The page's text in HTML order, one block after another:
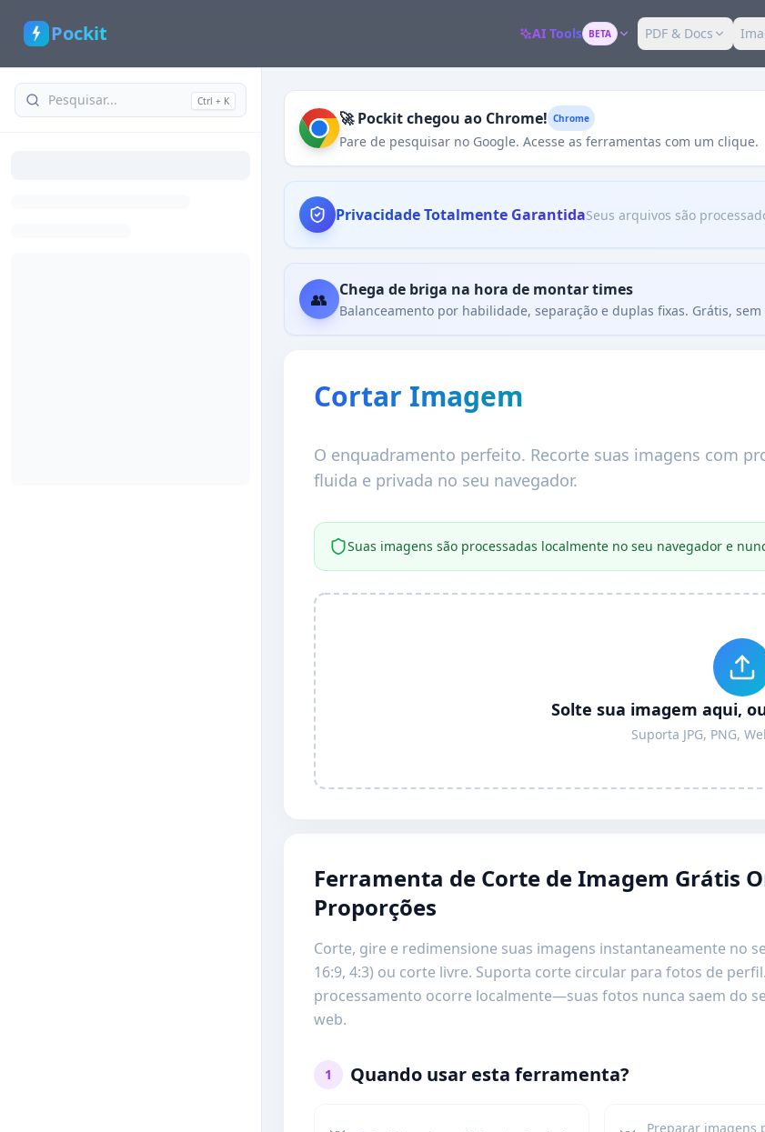
Pockit AI Tools BETA PDF & Docs
Ctrl + K
🚀 Pockit chegou ao Chrome! Chrome
Pare de pesquisar no Google. Acesse as ferramentas com um clique.
Privacidade Totalmente GarantidaSeus arquivos são
👥 Chega de briga na hora de montar times
Balanceamento por habilidade, separação e duplas fixas. Grátis, sem
Cortar Imagem
O enquadramento perfeito. Recorte suas imagens com
fluida e privada no seu navegador.
Suas imagens são processadas localmente no seu navegador e
Solte sua imagem aqui,
Suporta JPG, PNG,
Ferramenta de Corte de Imagem Grátis
Proporções
Corte, gire e redimensione suas imagens instantaneamente no
16:9, 4:3) ou corte livre. Suporta corte circular para fotos de
processamento ocorre localmente—suas fotos nunca saem do
web.
1 Quando usar esta ferramenta?
Preparar imagens